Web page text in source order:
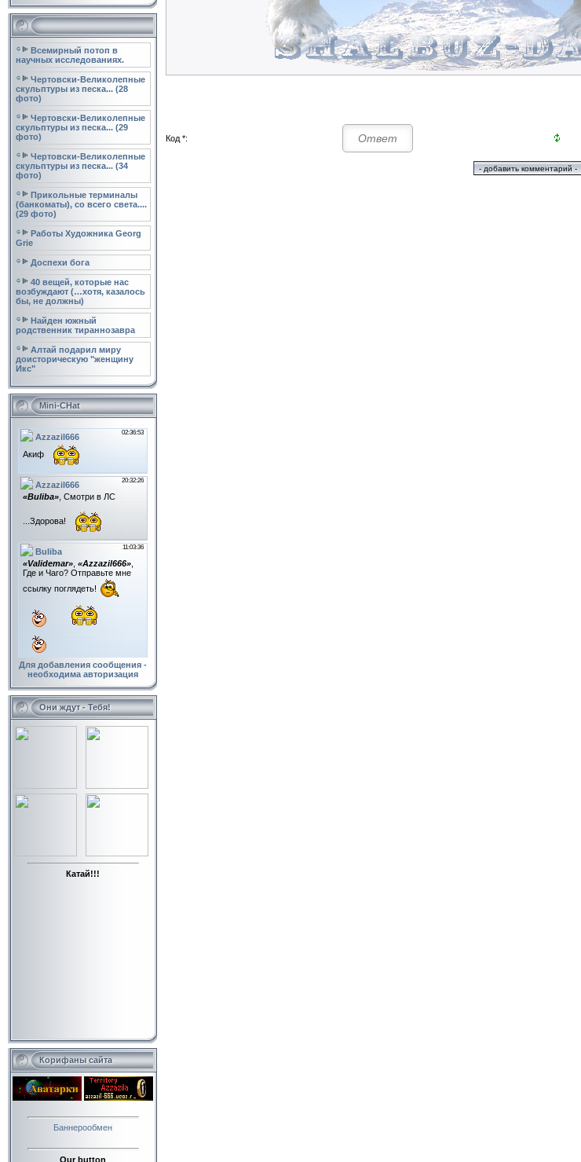
Всемирный потоп в
научных исследованиях.
Чертовски-Великолепные
скульптуры из песка... (28
фото)
Чертовски-Великолепные
скульптуры из песка... (29
фото)
Чертовски-Великолепные
скульптуры из песка... (34
фото)
Прикольные терминалы
(банкоматы), со всего света....
(29 фото)
Работы Художника Georg
Grie
Доспехи бога
40 вещей, которые нас
возбуждают (…хотя, казалось
бы, не должны)
Найден южный
родственник тираннозавра
Алтай подарил миру
доисторическую "женщину
Икс"
Mini-CHat
Для добавления сообщения -
необходима авторизация
Они ждут - Тебя!
Катай!!!
Корифаны сайта
Баннерообмен
Our button
Код *: